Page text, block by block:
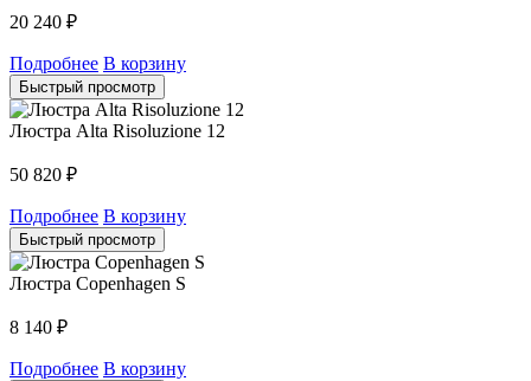
20 240 ₽
Подробнее В корзину
Быстрый просмотр
Люстра Alta Risoluzione 12
50 820 ₽
Подробнее В корзину
Быстрый просмотр
Люстра Copenhagen S
8 140 ₽
Подробнее В корзину